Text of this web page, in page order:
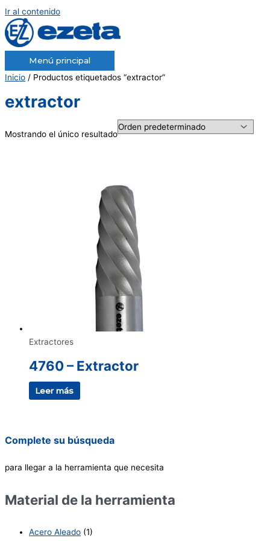
Ir al contenido
Menú principal
Inicio / Productos etiquetados “extractor”
extractor
Mostrando el único resultado
Extractores
4760 – Extractor
Leer más
Complete su búsqueda
para llegar a la herramienta que necesita
Material de la herramienta
Acero Aleado (1)